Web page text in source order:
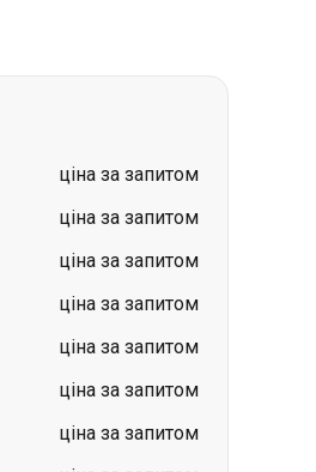
ціна за запитом
ціна за запитом
ціна за запитом
ціна за запитом
ціна за запитом
ціна за запитом
ціна за запитом